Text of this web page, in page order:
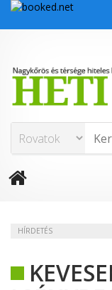
HÍRDETÉS